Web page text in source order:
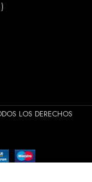
LOS DERECHOS